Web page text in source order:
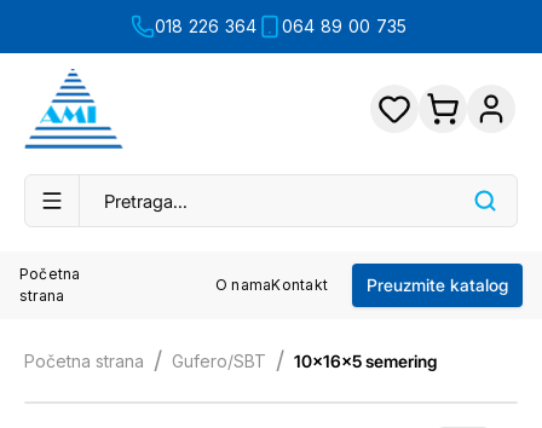
018 226 364 064 89 00 735
Početna
strana
O namaKontakt Preuzmite katalog
Početna strana / Gufero/SBT / 10x16x5 semering